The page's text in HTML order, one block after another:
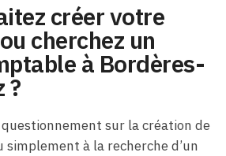
créer votre
cherchez un
à Bordères-
?
questionnement sur la création de
à la recherche d’un